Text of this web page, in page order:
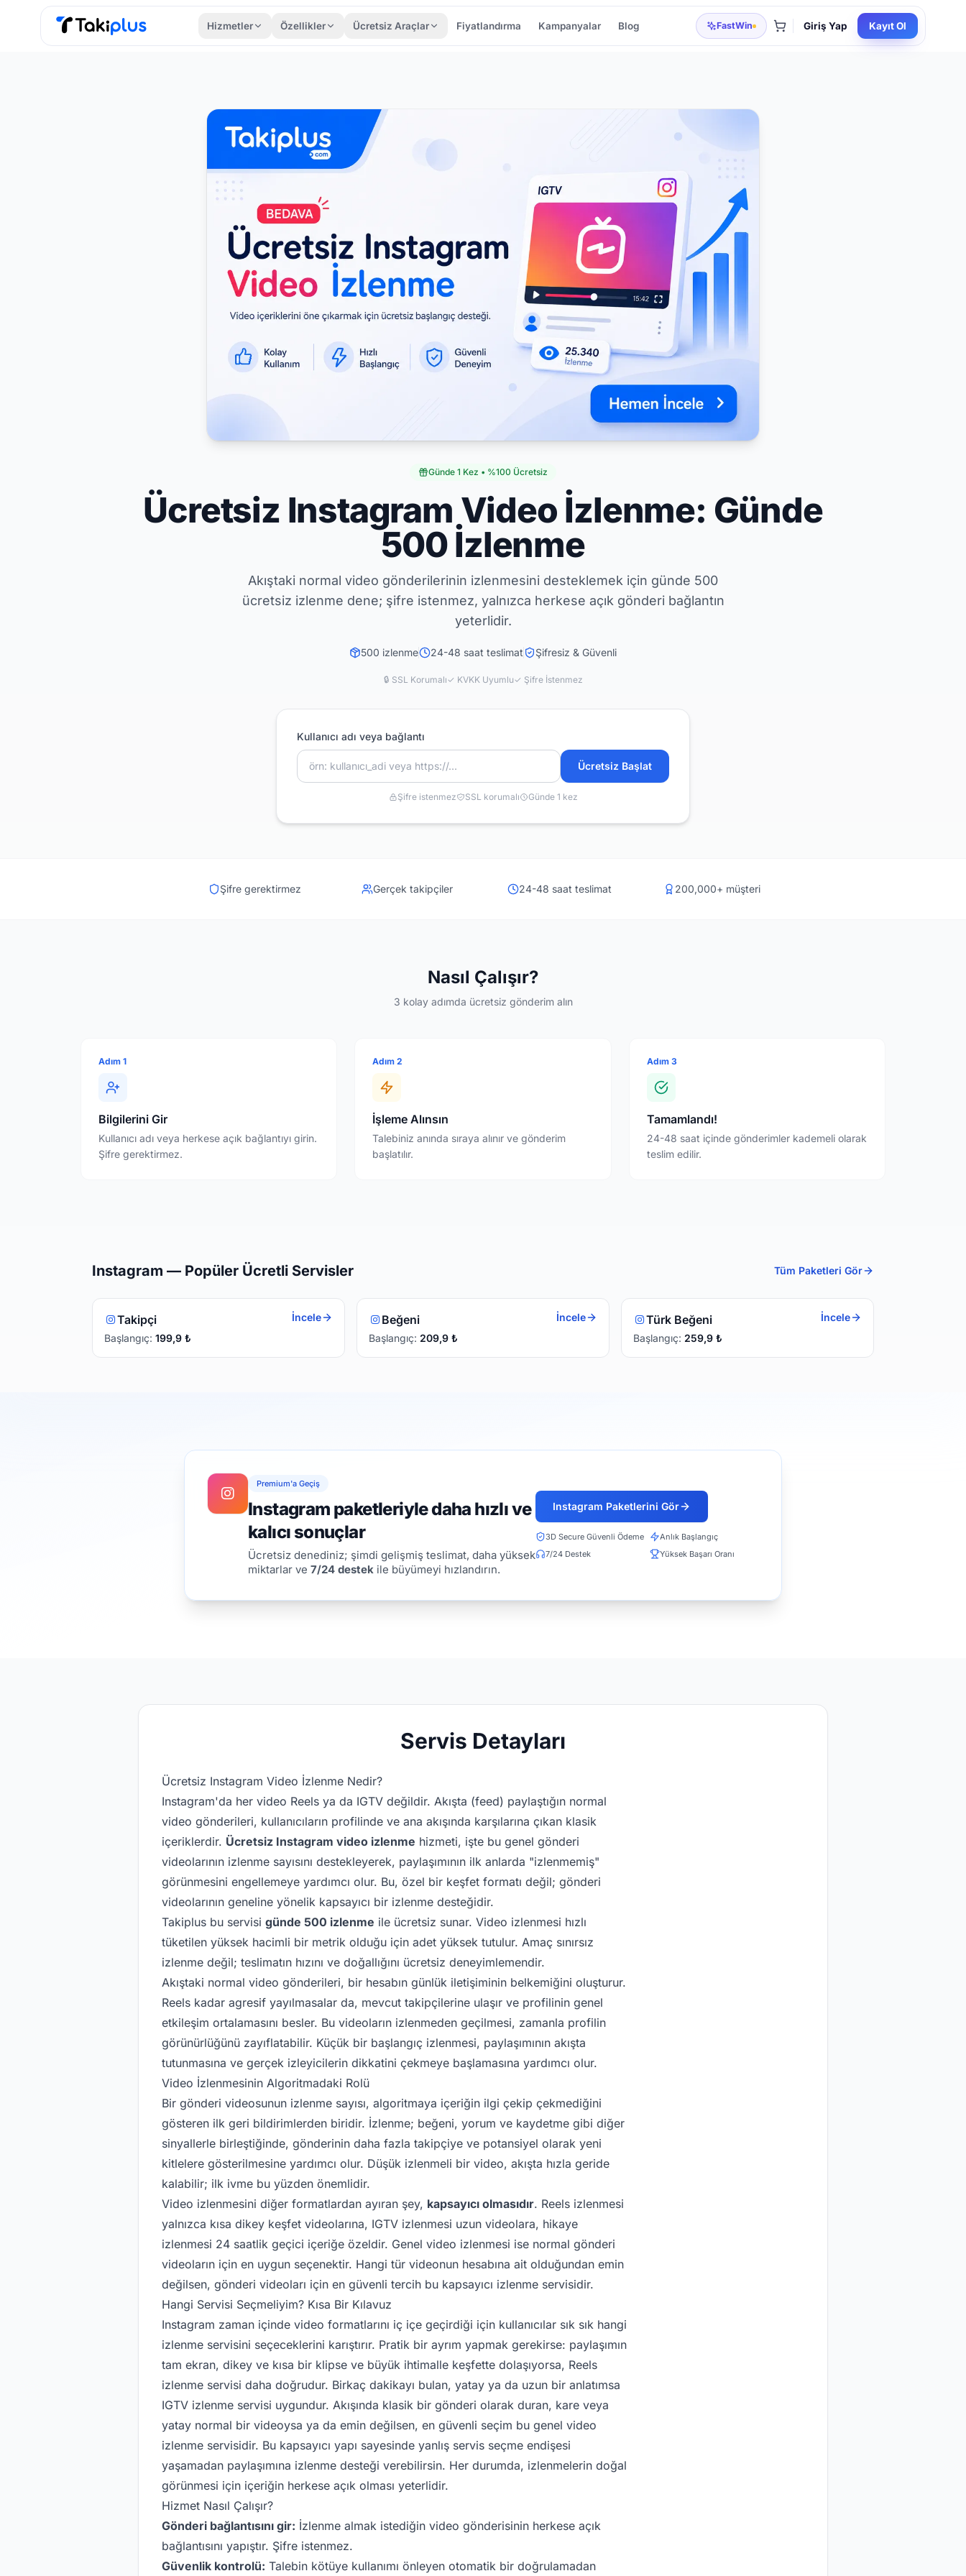
Anasayfa
Hizmetler Özellikler Ücretsiz Araçlar Fiyatlandırma Kampanyalar Blog FastWin Giriş Yap Kayıt Ol
Günde 1 Kez • %100 Ücretsiz
Ücretsiz Instagram Video İzlenme: Günde
500 İzlenme
Akıştaki normal video gönderilerinin izlenmesini desteklemek için günde 500
ücretsiz izlenme dene; şifre istenmez, yalnızca herkese açık gönderi bağlantın
yeterlidir.
500 izlenme 24-48 saat teslimat Şifresiz & Güvenli
🔒 SSL Korumalı✓ KVKK Uyumlu✓ Şifre İstenmez
Kullanıcı adı veya bağlantı
Ücretsiz Başlat
Şifre istenmez SSL korumalı Günde 1 kez
Şifre gerektirmez Gerçek takipçiler 24-48 saat teslimat 200,000+ müşteri
Nasıl Çalışır?
3 kolay adımda ücretsiz gönderim alın
Adım 1
Bilgilerini Gir
Kullanıcı adı veya herkese açık bağlantıyı girin.
Şifre gerektirmez.
Adım 2
İşleme Alınsın
Talebiniz anında sıraya alınır ve gönderim
başlatılır.
Adım 3
Tamamlandı!
24-48 saat içinde gönderimler kademeli olarak
teslim edilir.
Instagram — Popüler Ücretli Servisler Tüm Paketleri Gör
Takipçi
Başlangıç: 199,9 ₺
İncele Beğeni
Başlangıç: 209,9 ₺
İncele Türk Beğeni
Başlangıç: 259,9 ₺
İncele
Premium'a Geçiş
Instagram paketleriyle daha hızlı ve
kalıcı sonuçlar
Ücretsiz denediniz; şimdi gelişmiş teslimat, daha yüksek
miktarlar ve 7/24 destek ile büyümeyi hızlandırın.
Instagram Paketlerini Gör
3D Secure Güvenli Ödeme
Anlık Başlangıç
7/24 Destek
Yüksek Başarı Oranı
Servis Detayları
Ücretsiz Instagram Video İzlenme Nedir?
Instagram'da her video Reels ya da IGTV değildir. Akışta (feed) paylaştığın normal
video gönderileri, kullanıcıların profilinde ve ana akışında karşılarına çıkan klasik
içeriklerdir. Ücretsiz Instagram video izlenme hizmeti, işte bu genel gönderi
videolarının izlenme sayısını destekleyerek, paylaşımının ilk anlarda "izlenmemiş"
görünmesini engellemeye yardımcı olur. Bu, özel bir keşfet formatı değil; gönderi
videolarının geneline yönelik kapsayıcı bir izlenme desteğidir.
Takiplus bu servisi günde 500 izlenme ile ücretsiz sunar. Video izlenmesi hızlı
tüketilen yüksek hacimli bir metrik olduğu için adet yüksek tutulur. Amaç sınırsız
izlenme değil; teslimatın hızını ve doğallığını ücretsiz deneyimlemendir.
Akıştaki normal video gönderileri, bir hesabın günlük iletişiminin belkemiğini oluşturur.
Reels kadar agresif yayılmasalar da, mevcut takipçilerine ulaşır ve profilinin genel
etkileşim ortalamasını besler. Bu videoların izlenmeden geçilmesi, zamanla profilin
görünürlüğünü zayıflatabilir. Küçük bir başlangıç izlenmesi, paylaşımının akışta
tutunmasına ve gerçek izleyicilerin dikkatini çekmeye başlamasına yardımcı olur.
Video İzlenmesinin Algoritmadaki Rolü
Bir gönderi videosunun izlenme sayısı, algoritmaya içeriğin ilgi çekip çekmediğini
gösteren ilk geri bildirimlerden biridir. İzlenme; beğeni, yorum ve kaydetme gibi diğer
sinyallerle birleştiğinde, gönderinin daha fazla takipçiye ve potansiyel olarak yeni
kitlelere gösterilmesine yardımcı olur. Düşük izlenmeli bir video, akışta hızla geride
kalabilir; ilk ivme bu yüzden önemlidir.
Video izlenmesini diğer formatlardan ayıran şey, kapsayıcı olmasıdır. Reels izlenmesi
yalnızca kısa dikey keşfet videolarına, IGTV izlenmesi uzun videolara, hikaye
izlenmesi 24 saatlik geçici içeriğe özeldir. Genel video izlenmesi ise normal gönderi
videoların için en uygun seçenektir. Hangi tür videonun hesabına ait olduğundan emin
değilsen, gönderi videoları için en güvenli tercih bu kapsayıcı izlenme servisidir.
Hangi Servisi Seçmeliyim? Kısa Bir Kılavuz
Instagram zaman içinde video formatlarını iç içe geçirdiği için kullanıcılar sık sık hangi
izlenme servisini seçeceklerini karıştırır. Pratik bir ayrım yapmak gerekirse: paylaşımın
tam ekran, dikey ve kısa bir klipse ve büyük ihtimalle keşfette dolaşıyorsa, Reels
izlenme servisi daha doğrudur. Birkaç dakikayı bulan, yatay ya da uzun bir anlatımsa
IGTV izlenme servisi uygundur. Akışında klasik bir gönderi olarak duran, kare veya
yatay normal bir videoysa ya da emin değilsen, en güvenli seçim bu genel video
izlenme servisidir. Bu kapsayıcı yapı sayesinde yanlış servis seçme endişesi
yaşamadan paylaşımına izlenme desteği verebilirsin. Her durumda, izlenmelerin doğal
görünmesi için içeriğin herkese açık olması yeterlidir.
Hizmet Nasıl Çalışır?
Gönderi bağlantısını gir: İzlenme almak istediğin video gönderisinin herkese açık
bağlantısını yapıştır. Şifre istenmez.
Güvenlik kontrolü: Talebin kötüye kullanımı önleyen otomatik bir doğrulamadan